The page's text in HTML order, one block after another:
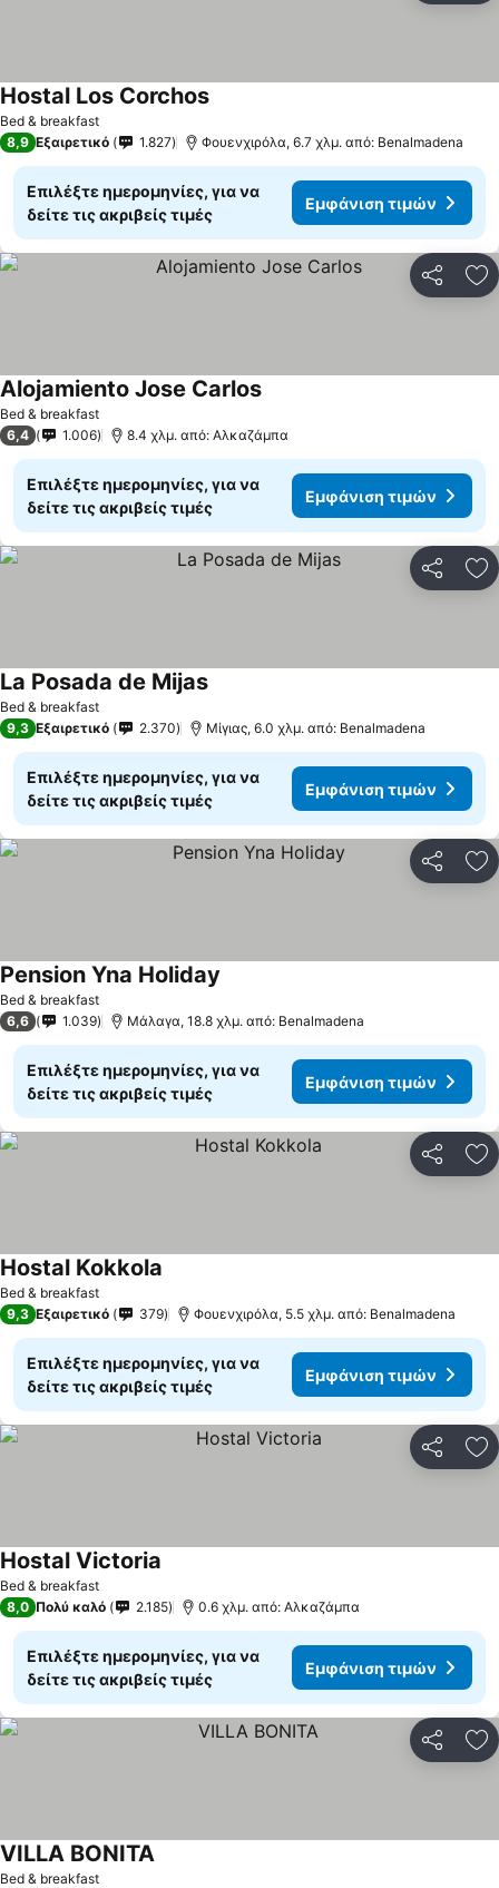
Bed & breakfast
Hostal Los CorchosΕμφάνιση τιμών
8,9 Εξαιρετικό 1.827 Φουενχιρόλα, 6.7 χλμ. από: Benalmadena
Επιλέξτε ημερομηνίες, για να
δείτε τις ακριβείς τιμές
Εμφάνιση τιμών
Bed & breakfast
Alojamiento Jose CarlosΕμφάνιση τιμών
6,4 1.006 8.4 χλμ. από: Αλκαζάμπα
Επιλέξτε ημερομηνίες, για να
δείτε τις ακριβείς τιμές
Εμφάνιση τιμών
Bed & breakfast
La Posada de MijasΕμφάνιση τιμών
9,3 Εξαιρετικό 2.370 Μίγιας, 6.0 χλμ. από: Benalmadena
Επιλέξτε ημερομηνίες, για να
δείτε τις ακριβείς τιμές
Εμφάνιση τιμών
Bed & breakfast
Pension Yna Holiday
6,6 1.039 Μάλαγα, 18.8 χλμ. από: Benalmadena
Επιλέξτε ημερομηνίες, για να
δείτε τις ακριβείς τιμές
Εμφάνιση τιμών
Bed & breakfast
Hostal Kokkola
9,3 Εξαιρετικό 379 Φουενχιρόλα, 5.5 χλμ. από: Benalmadena
Επιλέξτε ημερομηνίες, για να
δείτε τις ακριβείς τιμές
Εμφάνιση τιμών
Bed & breakfast
Hostal Victoria
8,0 Πολύ καλό 2.185 0.6 χλμ. από: Αλκαζάμπα
Επιλέξτε ημερομηνίες, για να
δείτε τις ακριβείς τιμές
Εμφάνιση τιμών
Bed & breakfast
VILLA BONITAΕμφάνιση τιμών